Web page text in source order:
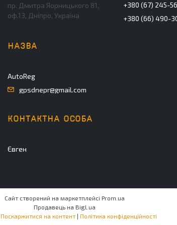
пр. Дмитра Яорницького 81,
оф.13, Дніпро, Україна
AutoReg
gpsdnepr@gmail.com
Євген
+380 (67) 245-
+380 (66) 490-
Сайт створений на маркетплейсі Prom.ua
Продавець на Bigl.ua
Поскаржитися на контент | Політика конфіденційності